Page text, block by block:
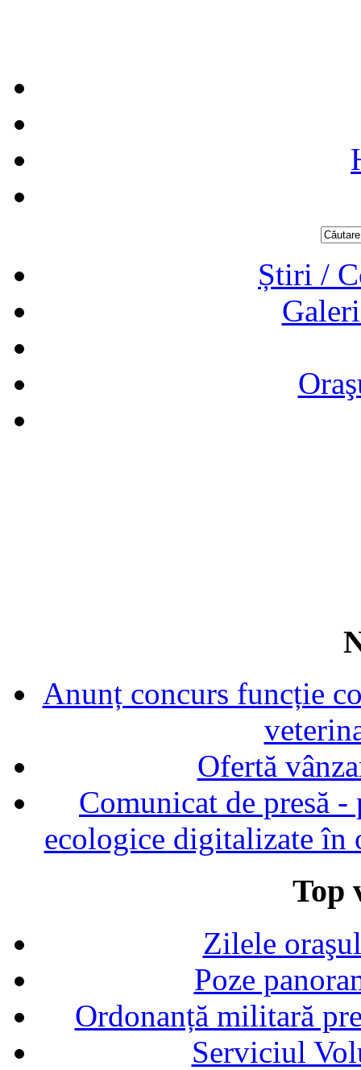
Știri /
Anunț concurs funcție
Ofertă
Comunicat de presă
ecologice digitalizate în
Top
Zilele
Poze
Ordonanță militară
Serviciul